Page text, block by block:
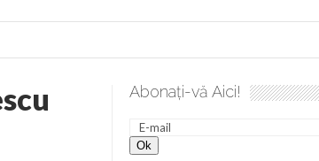
Gând de duminică de Elena Solunca Moise
Abonați-vă Aici!